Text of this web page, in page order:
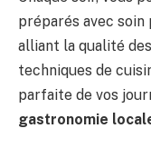
préparés avec
alliant la qualité
techniques de
parfaite de vos
gastronomie